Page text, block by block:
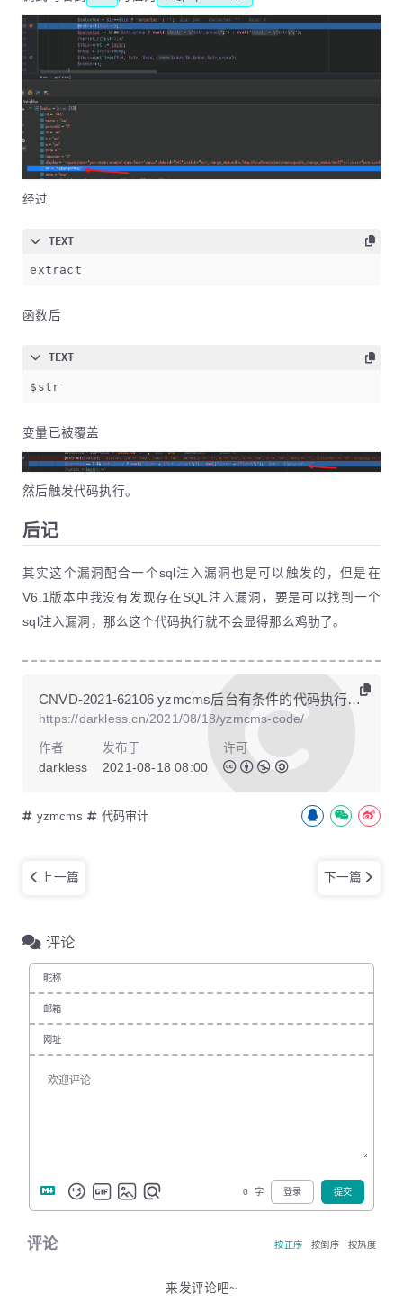
经过
TEXT
extract
函数后
TEXT
$str
变量已被覆盖
然后触发代码执行。
后记
其实这个漏洞配合一个sql注入漏洞也是可以触发的，但是在
V6.1版本中我没有发现存在SQL注入漏洞，要是可以找到一个
sql注入漏洞，那么这个代码执行就不会显得那么鸡肋了。
CNVD-2021-62106 yzmcms后台有条件的代码执行漏洞分析
https://darkless.cn/2021/08/18/yzmcms-code/
作者
darkless
发布于
2021-08-18 08:00
许可
yzmcms 代码审计
上一篇 下一篇
评论
昵称
邮箱
网址
0 字 登录 提交
评论 按正序 按倒序 按热度
来发评论吧~